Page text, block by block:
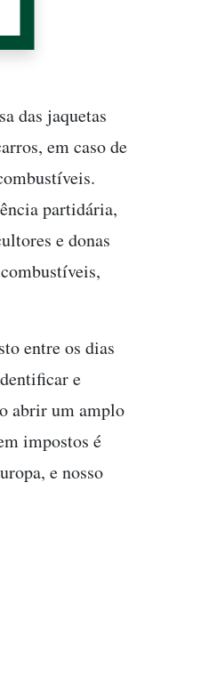
das jaquetas
em caso de
partidária,
e donas
entre os dias
e
abrir um amplo
impostos é
e nosso